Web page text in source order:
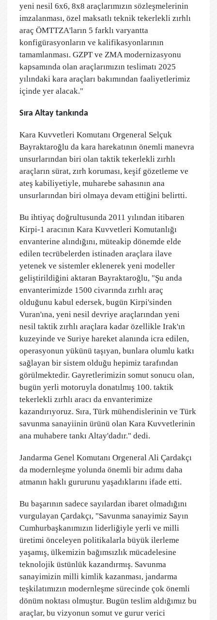
yeni nesil 6x6, 8x8 araçlarımızın sözleşmelerinin
imzalanması, özel maksatlı teknik tekerlekli zırhlı
araç ÖMTTZA'ların 5 farklı varyantta
konfigürasyonların ve kalifikasyonlarının
tamamlanması. GZPT ve ZMA modernizasyonu
kapsamında olan araçlarımızın teslimatı 2025
yılındaki kara araçları bakımından faaliyetlerimiz
içinde yer alacak."
Sıra Altay tankında
Kara Kuvvetleri Komutanı Orgeneral Selçuk
Bayraktaroğlu da kara harekatının önemli manevra
unsurlarından biri olan taktik tekerlekli zırhlı
araçların sürat, zırh koruması, keşif gözetleme ve
ateş kabiliyetiyle, muharebe sahasının ana
unsurlarından biri olmaya devam ettiğini belirtti.
Bu ihtiyaç doğrultusunda 2011 yılından itibaren
Kirpi-1 aracının Kara Kuvvetleri Komutanlığı
envanterine alındığını, müteakip dönemde elde
edilen tecrübelerden istinaden araçlara ilave
yetenek ve sistemler eklenerek yeni modeller
geliştirildiğini aktaran Bayraktaroğlu, "Şu anda
envanterimizde 1500 civarında zırhlı araç
olduğunu kabul edersek, bugün Kirpi'sinden
Vuran'ına, yeni nesil devriye araçlarından yeni
nesil taktik zırhlı araçlara kadar özellikle Irak'ın
kuzeyinde ve Suriye hareket alanında icra edilen,
operasyonun yükünü taşıyan, bunlara olumlu katkı
sağlayan bir sistem olduğu hepimiz tarafından
görülmektedir. Gayretlerimizin somut sonucu olan,
bugün yerli motoruyla donatılmış 100. taktik
tekerlekli zırhlı aracı da envanterimize
kazandırıyoruz. Sıra, Türk mühendislerinin ve Türk
savunma sanayiinin ürünü olan Kara Kuvvetlerinin
ana muhabere tankı Altay'dadır." dedi.
Jandarma Genel Komutanı Orgeneral Ali Çardakçı
da modernleşme yolunda önemli bir adımı daha
atmanın haklı gururunu yaşadıklarını ifade etti.
Bu başarının sadece sayılardan ibaret olmadığını
vurgulayan Çardakçı, "Savunma sanayimiz Sayın
Cumhurbaşkanımızın liderliğiyle yerli ve milli
üretimi önceleyen politikalarla büyük ilerleme
yaşamış, ülkemizin bağımsızlık mücadelesine
teknolojik üstünlük kazandırmış. Savunma
sanayimizin milli kimlik kazanması, jandarma
teşkilatımızın modernleşme sürecinde çok önemli
dönüm noktası olmuştur. Bugün teslim aldığımız bu
araçlar, bu vizyonun somut ve gurur verici